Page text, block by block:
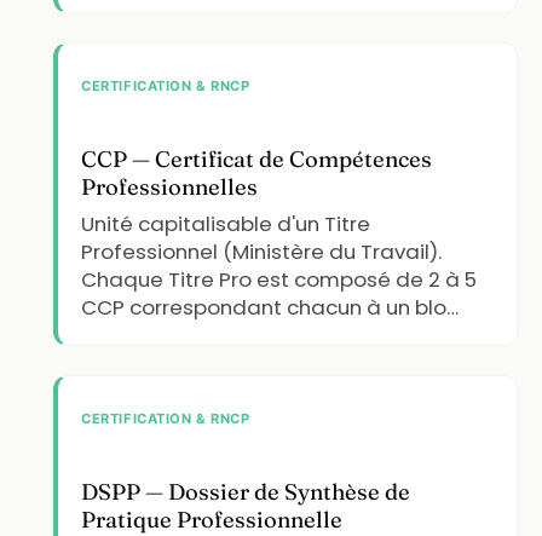
CERTIFICATION & RNCP
CCP — Certificat de Compétences
Professionnelles
Unité capitalisable d'un Titre
Professionnel (Ministère du Travail).
Chaque Titre Pro est composé de 2 à 5
CCP correspondant chacun à un blo…
CERTIFICATION & RNCP
DSPP — Dossier de Synthèse de
Pratique Professionnelle